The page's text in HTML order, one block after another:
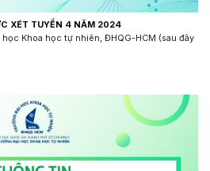
XÉT TUYỂN 4 NĂM 2024
Khoa học tự nhiên, ĐHQG-HCM (sau đây